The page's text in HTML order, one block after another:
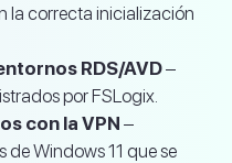
la correcta inicialización
RDS/AVD–
por FSLogix.
con la VPN –
de Windows 11 que se